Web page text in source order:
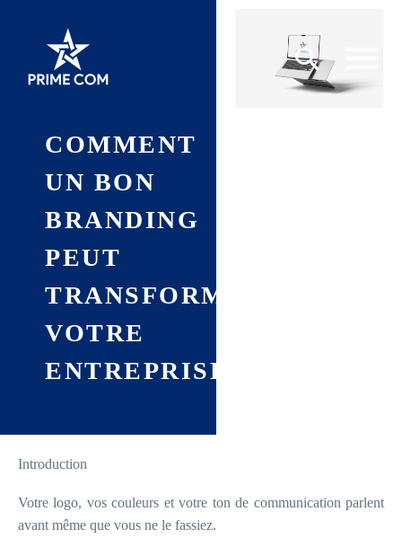
COMMENT
UN BON
BRANDING
PEUT
TRANSFORMER
VOTRE
ENTREPRISE
Introduction
Votre logo, vos couleurs et votre ton de communication parlent
avant même que vous ne le fassiez.